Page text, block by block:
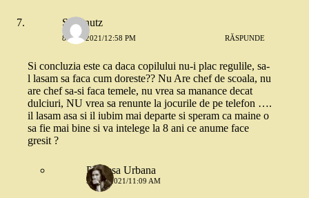
Stefanutz
8 MAI 2021/12:58 PM RĂSPUNDE
Si concluzia este ca daca copilului nu-i plac regulile, sa-
l lasam sa faca cum doreste?? Nu Are chef de scoala, nu
are chef sa-si faca temele, nu vrea sa manance decat
dulciuri, NU vrea sa renunte la jocurile de pe telefon ….
il lasam asa si il iubim mai departe si speram ca maine o
sa fie mai bine si va intelege la 8 ani ce anume face
gresit ?
Printesa Urbana
9 MAI 2021/11:09 AM